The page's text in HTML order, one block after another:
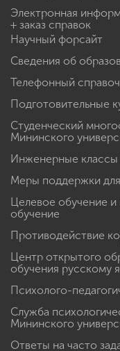
Электронная
+ заказ справок
Научный форсайт
Сведения об
Телефонный
Подготовительные
Студенческий
Мининского
Инженерные классы
Меры поддержки
Целевое обучение и
обучение
Противодействие
Центр открытого
обучения русскому
Психолого-
Служба
Мининского
Ответы на часто